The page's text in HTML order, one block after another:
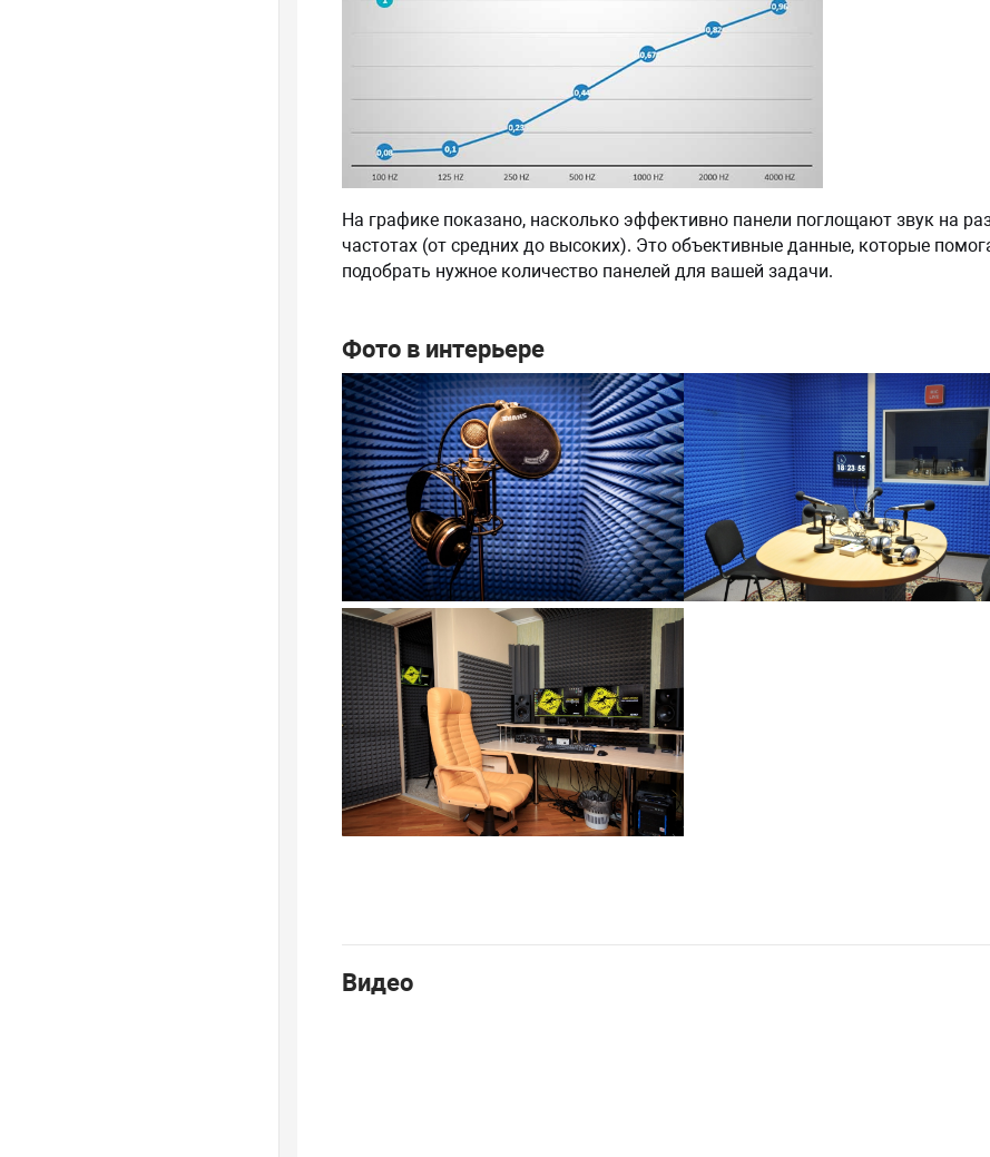
На графике показано, насколько эффективно панели поглощают звук на
частотах (от средних до высоких). Это объективные данные, которые
подобрать нужное количество панелей для вашей задачи.
Фото в интерьере
Видео